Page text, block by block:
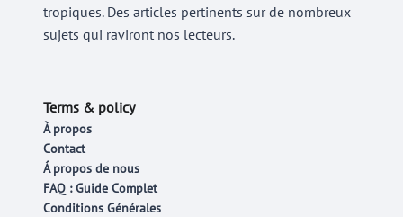
tropiques. Des articles pertinents sur de nombreux
sujets qui raviront nos lecteurs.
Terms & policy
À propos
Contact
Á propos de nous
FAQ : Guide Complet
Conditions Générales